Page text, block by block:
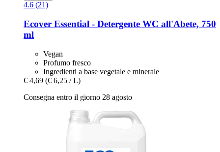
4.6 (21)
Ecover Essential -​ Detergente WC all'Abete, 750
ml
Vegan
Profumo fresco
Ingredienti a base vegetale e minerale
€ 4,69 (€ 6,25 / L)
Consegna entro il giorno 28 agosto